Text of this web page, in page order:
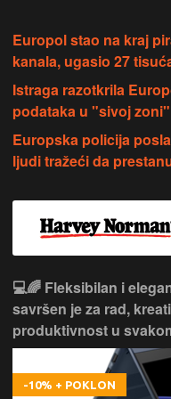
Europol stao na kraj
kanala, ugasio 27
Istraga razotkrila
podataka u "sivoj zoni"
Europska policija
ljudi tražeći da
💻🌈 Fleksibilan i
savršen je za rad,
produktivnost u
-10% + POKLON